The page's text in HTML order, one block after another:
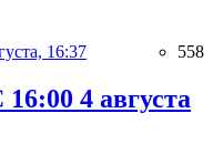
16:37 558
4 августа